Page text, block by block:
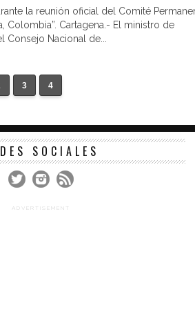
la reunión oficial del Comité
Colombia”. Cartagena.- El ministro de
Consejo Nacional de...
3 4
SOCIALES
ADVERTISEMENT